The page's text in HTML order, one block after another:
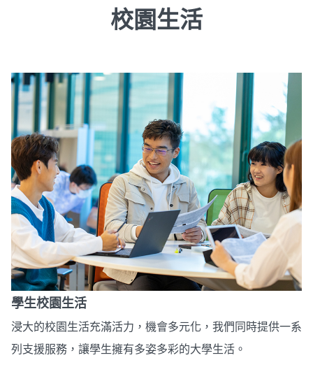
校園生活
學生校園生活
浸大的校園生活充滿活力，機會多元化，我們同時提供一系
列支援服務，讓學生擁有多姿多彩的大學生活。